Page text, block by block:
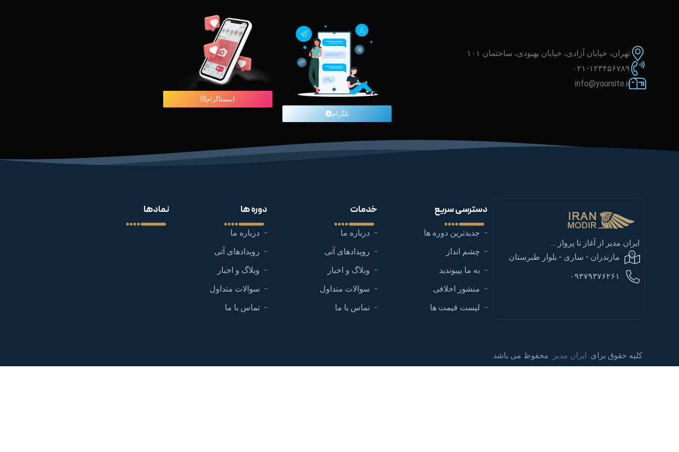
تهران، خیابان آزادی، خیابان بهبودی، ساختمان ۱۰۱
۰۲۱-۱۲۳۴۵۶۷۸۹
info@yoursite.ir
تلگرام
اینستاگرام
ایران مدیر از آغاز تا پرواز …
مازندران - ساری - بلوار طبرستان
۰۹۳۷۹۳۷۶۲۶۱
دسترسی سریع
جدیدترین دوره ها
چشم انداز
به ما بپیوندید
منشور اخلافی
لیست قیمت ها
خدمات
درباره ما
رویدادهای آتی
وبلاگ و اخبار
سوالات متداول
تماس با ما
دوره ها
درباره ما
رویدادهای آتی
وبلاگ و اخبار
سوالات متداول
تماس با ما
نمادها
کلیه حقوق برای ایران مدیر محفوظ می باشد.